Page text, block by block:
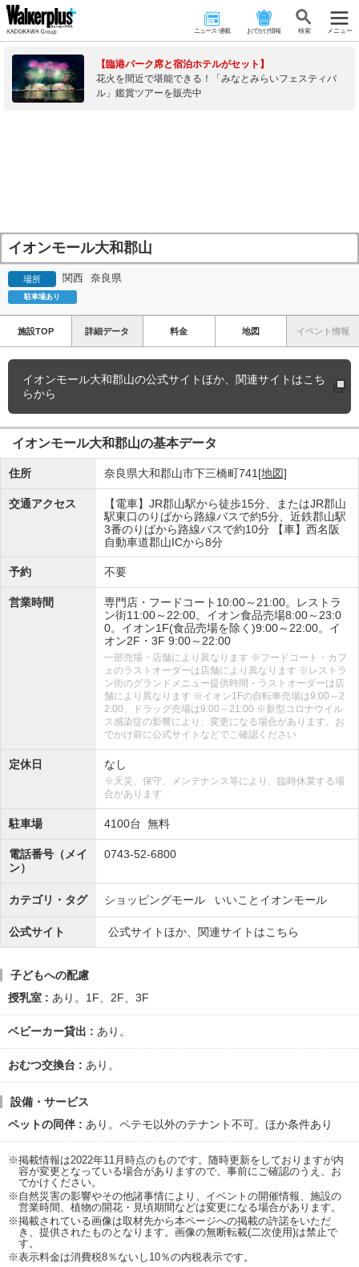
ニュース･連載 おでかけ情報 検 索 メニュー
【臨港パーク席と宿泊ホテルがセット】
花火を間近で堪能できる！「みなとみらいフェスティバ
ル」鑑賞ツアーを販売中
イオンモール大和郡山
場所 関西 奈良県
駐車場あり
施設TOP 詳細データ 料金 地図 イベント情報
イオンモール大和郡山の公式サイトほか、関連サイトはこち
らから
イオンモール大和郡山の基本データ
住所 奈良県大和郡山市下三橋町741 [地図]
交通アクセス
【電車】JR郡山駅から徒歩15分、またはJR郡山
駅東口のりばから路線バスで約5分、近鉄郡山駅
3番のりばから路線バスで約10分 【車】西名阪
自動車道郡山ICから8分
予約 不要
営業時間
専門店・フードコート10:00～21:00。レストラ
ン街11:00～22:00。イオン食品売場8:00～23:0
0。イオン1F(食品売場を除く)9:00～22:00。イ
オン2F・3F 9:00～22:00
一部売場・店舗により異なります ※フードコート・カフ
ェのラストオーダーは店舗により異なります ※レストラ
ン街のグランドメニュー提供時間・ラストオーダーは店
舗により異なります ※イオン1Fの自転車売場は9:00～2
2:00、ドラッグ売場は9:00～21:00 ※新型コロナウイル
ス感染症の影響により、変更になる場合があります。お
でかけ前に公式サイトなどでご確認ください
定休日 なし
※天災、保守、メンテナンス等により、臨時休業する場
合があります
駐車場 4100台 無料
電話番号（メイ
ン）
0743-52-6800
カテゴリ・タグ ショッピングモール いいことイオンモール
公式サイト 公式サイトほか、関連サイトはこちら
子どもへの配慮
授乳室
あり。1F、2F、3F
ベビーカー貸出 あり。
おむつ交換台 あり。
設備・サービス
ペットの同伴
あり。ペテモ以外のテナント不可。ほか条件あり
※掲載情報は2022年11月時点のものです。随時更新をしておりますが内
容が変更となっている場合がありますので、事前にご確認のうえ、お
でかけください。
※自然災害の影響やその他諸事情により、イベントの開催情報、施設の
営業時間、植物の開花・見頃期間などは変更になる場合があります。
※掲載されている画像は取材先から本ページへの掲載の許諾をいただ
き、提供されたものとなります。画像の無断転載(二次使用)は禁止で
す。
※表示料金は消費税8％ないし10％の内税表示です。